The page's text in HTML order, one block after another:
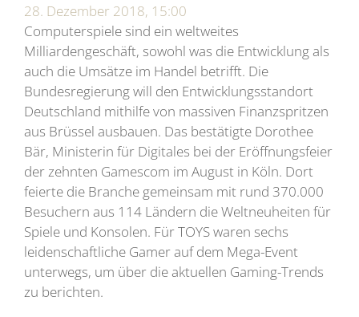
28. Dezember 2018, 15:00
Computerspiele sind ein weltweites
Milliardengeschäft, sowohl was die Entwicklung als
auch die Umsätze im Handel betrifft. Die
Bundesregierung will den Entwicklungsstandort
Deutschland mithilfe von massiven Finanzspritzen
aus Brüssel ausbauen. Das bestätigte Dorothee
Bär, Ministerin für Digitales bei der Eröffnungsfeier
der zehnten Gamescom im August in Köln. Dort
feierte die Branche gemeinsam mit rund 370.000
Besuchern aus 114 Ländern die Weltneuheiten für
Spiele und Konsolen. Für TOYS waren sechs
leidenschaftliche Gamer auf dem Mega-Event
unterwegs, um über die aktuellen Gaming-Trends
zu berichten.